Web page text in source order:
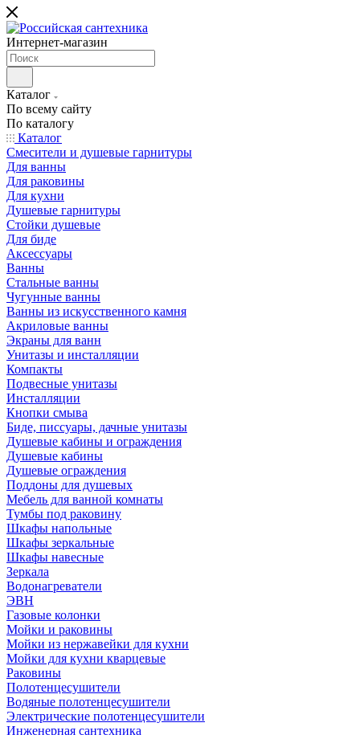
Интернет-магазин
Каталог
По всему сайту
По каталогу
Каталог
Смесители и душевые гарнитуры
Для ванны
Для раковины
Для кухни
Душевые гарнитуры
Стойки душевые
Для биде
Аксессуары
Ванны
Стальные ванны
Чугунные ванны
Ванны из искусственного камня
Акриловые ванны
Экраны для ванн
Унитазы и инсталляции
Компакты
Подвесные унитазы
Инсталляции
Кнопки смыва
Биде, писсуары, дачные унитазы
Душевые кабины и ограждения
Душевые кабины
Душевые ограждения
Поддоны для душевых
Мебель для ванной комнаты
Тумбы под раковину
Шкафы напольные
Шкафы зеркальные
Шкафы навесные
Зеркала
Водонагреватели
ЭВН
Газовые колонки
Мойки и раковины
Мойки из нержавейки для кухни
Мойки для кухни кварцевые
Раковины
Полотенцесушители
Водяные полотенцесушители
Электрические полотенцесушители
Инженерная сантехника